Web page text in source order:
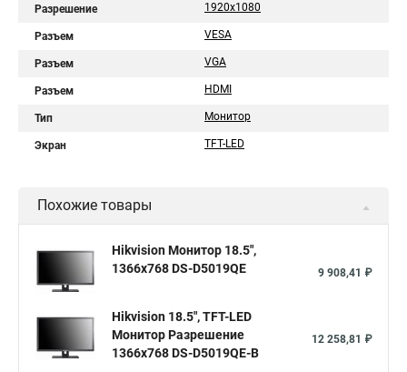
Разрешение 1920х1080
Разъем VESA
Разъем VGA
Разъем HDMI
Тип Монитор
Экран TFT-LED
Похожие товары
Hikvision Монитор 18.5",
1366x768 DS-D5019QE
9 908,41 ₽
Hikvision 18.5", TFT-LED
Монитор Разрешение
1366х768 DS-D5019QE-B
12 258,81 ₽